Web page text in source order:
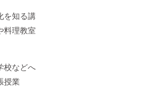
を知る講
理教室
校などへ
授業